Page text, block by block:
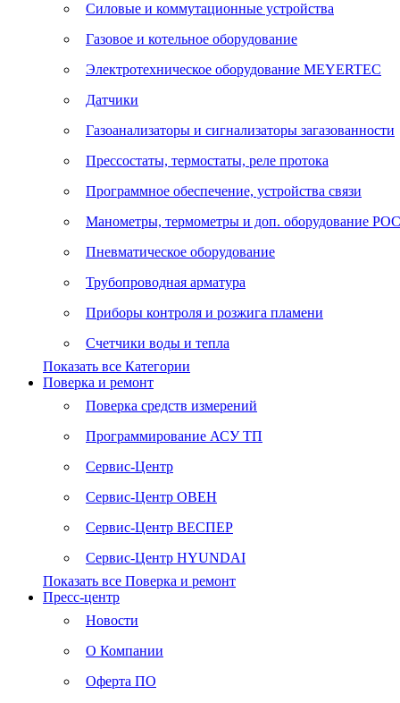
Силовые и коммутационные устройства
Газовое и котельное оборудование
Электротехническое оборудование MEYERTEC
Датчики
Газоанализаторы и сигнализаторы загазованности
Прессостаты, термостаты, реле протока
Программное обеспечение, устройства связи
Манометры, термометры и доп. оборудование
Пневматическое оборудование
Трубопроводная арматура
Приборы контроля и розжига пламени
Счетчики воды и тепла
Показать все Категории
Поверка и ремонт
Поверка средств измерений
Программирование АСУ ТП
Сервис-Центр
Сервис-Центр ОВЕН
Сервис-Центр ВЕСПЕР
Сервис-Центр HYUNDAI
Показать все Поверка и ремонт
Пресс-центр
Новости
О Компании
Оферта ПО